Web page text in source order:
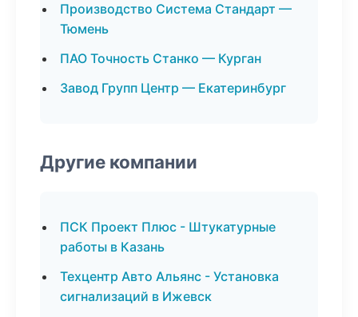
Производство Система Стандарт —
Тюмень
ПАО Точность Станко — Курган
Завод Групп Центр — Екатеринбург
Другие компании
ПСК Проект Плюс - Штукатурные
работы в Казань
Техцентр Авто Альянс - Установка
сигнализаций в Ижевск